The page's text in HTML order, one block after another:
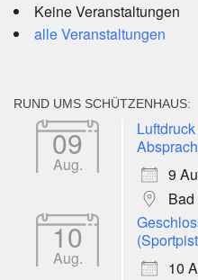
Keine Veranstaltungen
alle Veranstaltungen
RUND UMS SCHÜTZENHAUS:
09
Aug.
9
10
Aug.
10